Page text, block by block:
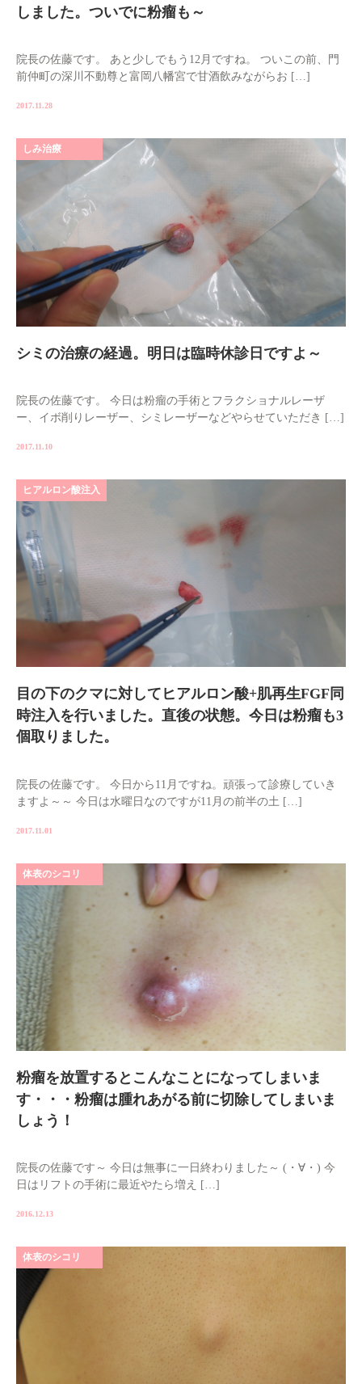
しました。ついでに粉瘤も～
院長の佐藤です。 あと少しでもう12月ですね。 ついこの前、門
前仲町の深川不動尊と富岡八幡宮で甘酒飲みながらお […]
2017.11.28
しみ治療
シミの治療の経過。明日は臨時休診日ですよ～
院長の佐藤です。 今日は粉瘤の手術とフラクショナルレーザ
ー、イボ削りレーザー、シミレーザーなどやらせていただき […]
2017.11.10
ヒアルロン酸注入
目の下のクマに対してヒアルロン酸+肌再生FGF同
時注入を行いました。直後の状態。今日は粉瘤も3
個取りました。
院長の佐藤です。 今日から11月ですね。頑張って診療していき
ますよ～～ 今日は水曜日なのですが11月の前半の土 […]
2017.11.01
体表のシコリ
粉瘤を放置するとこんなことになってしまいま
す・・・粉瘤は腫れあがる前に切除してしまいま
しょう！
院長の佐藤です～ 今日は無事に一日終わりました～ (・∀・) 今
日はリフトの手術に最近やたら増え […]
2016.12.13
体表のシコリ